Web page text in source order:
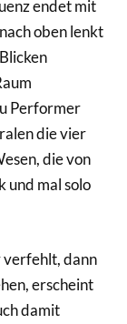
endet mit
oben lenkt
Performer
die vier
die von
und mal solo
verfehlt, dann
erscheint
damit